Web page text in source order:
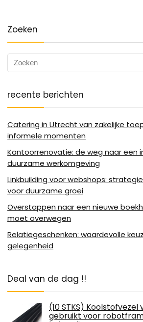
Zoeken
recente berichten
Catering in Utrecht van zakelijke
informele momenten
Kantoorrenovatie: de weg naar een
duurzame werkomgeving
Linkbuilding voor webshops:
voor duurzame groei
Overstappen naar een nieuwe
moet overwegen
Relatiegeschenken: waardevolle
gelegenheid
Deal van de dag !!
(10 STKS) Koolstofvezel
gebruikt voor